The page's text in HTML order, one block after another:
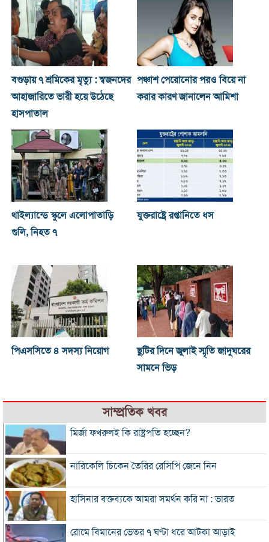
বগুড়ায় ৭ শ্রমিকের মৃত্যু : স্বজনদের
আহাজারিতে ভারী হয়ে উঠেছে
হাসপাতাল
পঞ্চাশ পেরোনোর পরও বিয়ে না
করার কারণ জানালেন আমিশা
থাইল্যান্ডে স্কুলে এলোপাতাড়ি
গুলি, নিহত ৭
যুক্তরাষ্ট্রে রপ্তানিতে ধস
পিএসসিতে ৪ সদস্য নিয়োগ
ছুটির দিনে জুলাই স্মৃতি জাদুঘরের
সামনে ভিড়
সাম্প্রতিক খবর
মির্জা ফখরুলই কি রাষ্ট্রপতি হচ্ছেন?
নারিকেলি চিকেন তৈরির রেসিপি জেনে নিন
হাসিনার বক্তব্যকে আমরা সমর্থন করি না : ভারত
রোমে বিমানের ভেতর ৭ ঘণ্টা ধরে আটকা আড়াই